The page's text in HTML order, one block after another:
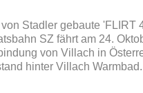
von Stadler gebaute 'FLIRT
SZ fährt am 24.
von Villach in
hinter Villach Warmbad.